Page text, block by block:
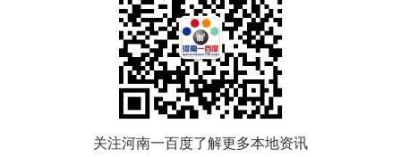
关注河南一百度了解更多本地资讯